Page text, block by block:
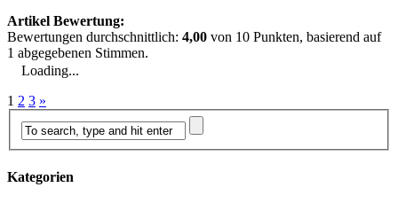
Artikel Bewertung:
Bewertungen durchschnittlich: 4,00 von 10 Punkten, basierend auf
1 abgegebenen Stimmen.
Loading...
1 2 3 »
Kategorien